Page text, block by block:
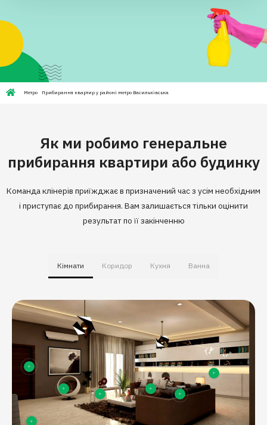
Метро Прибирання квартир у районі метро Васильківська
Як ми робимо генеральне
прибирання квартири або будинку
Команда клінерів приїжджає в призначений час з усім необхідним
і приступає до прибирання. Вам залишається тільки оцінити
результат по її закінченню
Кімнати Коридор Кухня Ванна